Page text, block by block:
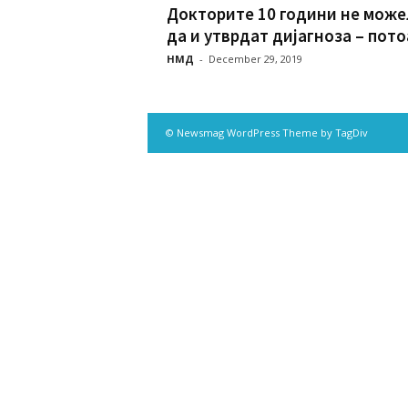
Докторите 10 години не
да и утврдат дијагноза –
НМД - December 29, 2019
© Newsmag WordPress Theme by TagDiv